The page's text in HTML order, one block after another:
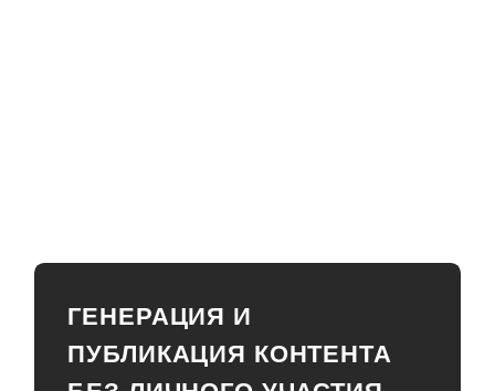
ГЕНЕРАЦИЯ И
ПУБЛИКАЦИЯ КОНТЕНТА